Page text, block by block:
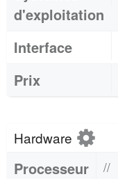
d'exploitation
Interface
Prix
Hardware
Processeur //